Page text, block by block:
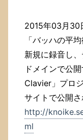
2015年03月30
「バッハの平
新規に録音し
ドメインで公
Clavier」プロ
サイトで公開さ
http://
ml